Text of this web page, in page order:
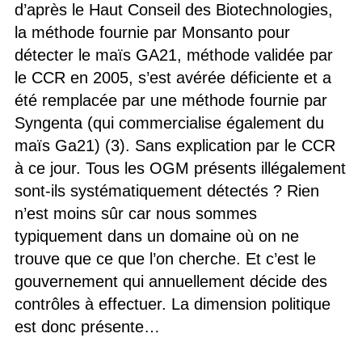
d’après le Haut Conseil des Biotechnologies,
la méthode fournie par Monsanto pour
détecter le maïs GA21, méthode validée par
le CCR en 2005, s’est avérée déficiente et a
été remplacée par une méthode fournie par
Syngenta (qui commercialise également du
maïs Ga21) (3). Sans explication par le CCR
à ce jour. Tous les OGM présents illégalement
sont-ils systématiquement détectés ? Rien
n’est moins sûr car nous sommes
typiquement dans un domaine où on ne
trouve que ce que l’on cherche. Et c’est le
gouvernement qui annuellement décide des
contrôles à effectuer. La dimension politique
est donc présente…